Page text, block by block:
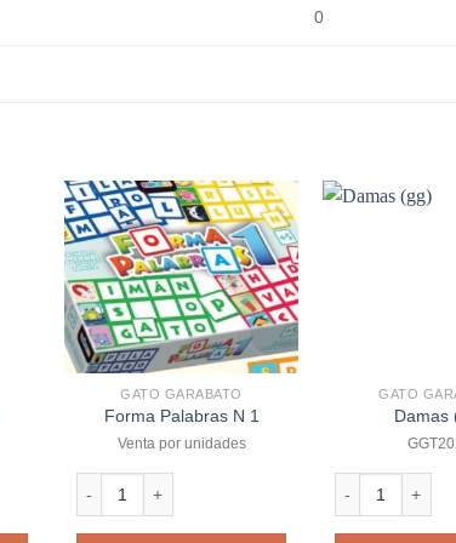
0
GATO GARABATO
Forma Palabras N 1
Venta por unidades
GATO
Damas